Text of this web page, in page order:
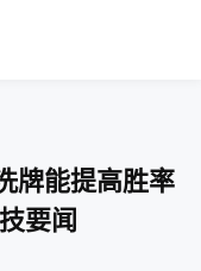
牌能提高胜率
要闻